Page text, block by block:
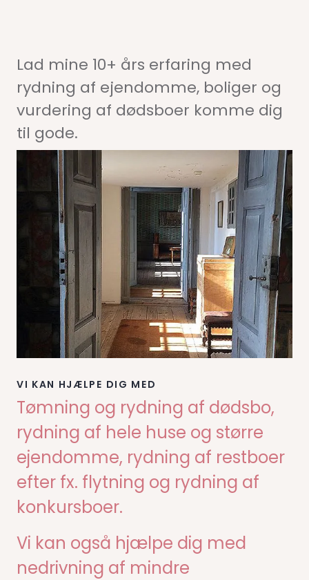
Lad mine 10+ års erfaring med
rydning af ejendomme, boliger og
vurdering af dødsboer komme dig
til gode.
VI KAN HJÆLPE DIG MED
Tømning og rydning af dødsbo,
rydning af hele huse og større
ejendomme, rydning af restboer
efter fx. flytning og rydning af
konkursboer.
Vi kan også hjælpe dig med
nedrivning af mindre